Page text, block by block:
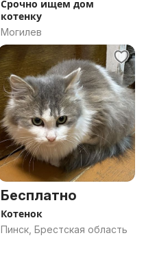
Срочно ищем дом
котенку
Могилев
Бесплатно
Котенок
Пинск, Брестская область